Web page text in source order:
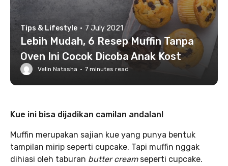
Tips & Lifestyle · 7 July 2021
Lebih Mudah, 6 Resep Muffin Tanpa
Oven Ini Cocok Dicoba Anak Kost
Velin Natasha · 7 minutes read
Kue ini bisa dijadikan camilan andalan!
Muffin merupakan sajian kue yang punya bentuk
tampilan mirip seperti cupcake. Tapi muffin nggak
dihiasi oleh taburan butter cream seperti cupcake.